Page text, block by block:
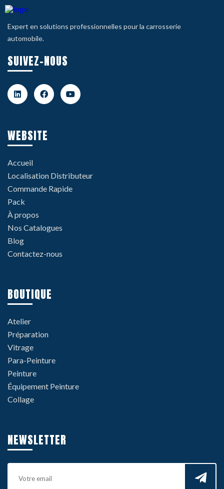
Expert en solutions professionnelles pour la carrosserie
automobile.
SUIVEZ-NOUS
WEBSITE
Accueil
Localisation Distributeur
Commande Rapide
Pack
À propos
Nos Catalogues
Blog
Contactez-nous
BOUTIQUE
Atelier
Préparation
Vitrage
Para-Peinture
Peinture
Équipement Peinture
Collage
NEWSLETTER